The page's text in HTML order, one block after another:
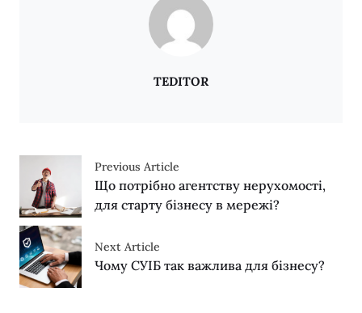
TEDITOR
Previous Article
Що потрібно агентству нерухомості,
для старту бізнесу в мережі?
Next Article
Чому СУІБ так важлива для бізнесу?